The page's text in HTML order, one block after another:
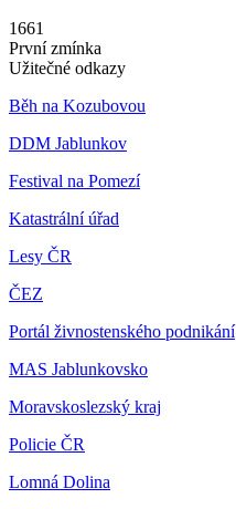
1661
První zmínka
Užitečné odkazy
Běh na Kozubovou
DDM Jablunkov
Festival na Pomezí
Katastrální úřad
Lesy ČR
ČEZ
Portál živnostenského podnikání
MAS Jablunkovsko
Moravskoslezský kraj
Policie ČR
Lomná Dolina